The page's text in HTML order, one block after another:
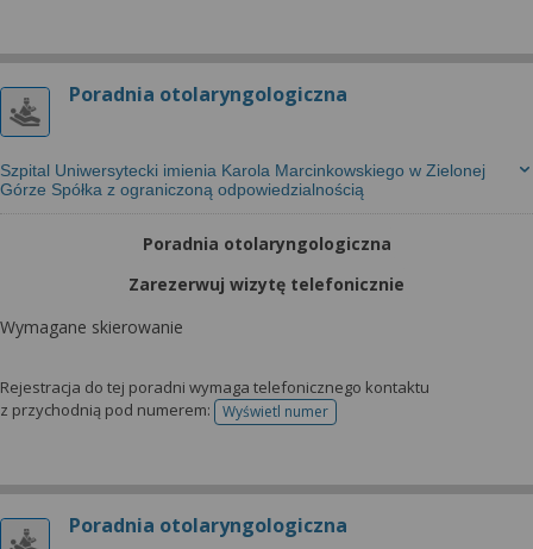
Poradnia otolaryngologiczna
Szpital Uniwersytecki imienia Karola Marcinkowskiego w Zielonej
Górze Spółka z ograniczoną odpowiedzialnością
Poradnia otolaryngologiczna
Zarezerwuj wizytę telefonicznie
Wymagane skierowanie
Rejestracja do tej poradni wymaga telefonicznego kontaktu
z przychodnią pod numerem:
Wyświetl numertelefonu do rejestracji
Poradnia otolaryngologiczna